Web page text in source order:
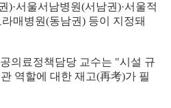
)·서울서남병원(서남권)·서울적
매병원(동남권) 등이 지정돼
의료정책담당 교수는 "시설 규
역할에 대한 재고(再考)가 필